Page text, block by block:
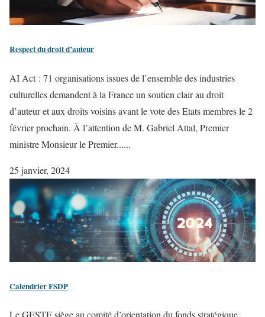
Respect du droit d’auteur
AI Act : 71 organisations issues de l’ensemble des industries
culturelles demandent à la France un soutien clair au droit
d’auteur et aux droits voisins avant le vote des Etats membres le 2
février prochain. À l’attention de M. Gabriel Attal, Premier
ministre Monsieur le Premier......
25 janvier, 2024
Calendrier FSDP
Le GESTE siège au comité d’orientation du fonds stratégique